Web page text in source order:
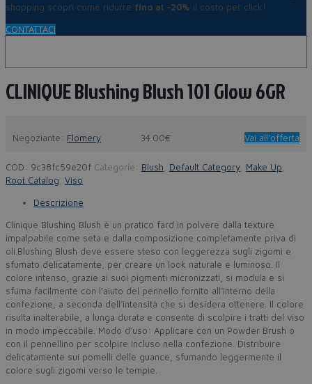
shopping scopri come ridurre fino al -20% il costo per click!
CONTATTACI
CLINIQUE Blushing Blush 101 Glow 6GR
Negoziante: Flomery 34.00€ Vai all'offerta
COD: 9c38fc59e20f Categorie: Blush Default Category Make Up
Root Catalog Viso
Descrizione
Clinique Blushing Blush è un pratico fard in polvere dalla texture
impalpabile come seta e dalla composizione completamente priva di
oli.Blushing Blush deve essere steso con leggerezza sugli zigomi e
sfumato delicatamente, per creare un look naturale e luminoso. Il
colore intenso, grazie ai suoi pigmenti micronizzati, si modula e si
sfuma facilmente con l’aiuto del pennello fornito all’interno della
confezione, a seconda dell’intensità che si desidera ottenere. Il colore
risulta inalterabile, a lunga durata e consente di scolpire i tratti del viso
in modo impeccabile. Modo d’uso: Applicare con un Powder Brush o
con il pennellino per scolpire incluso nella confezione. Distribuire
delicatamente sui pomelli delle guance, sfumando leggermente il
colore sugli zigomi verso le tempie.